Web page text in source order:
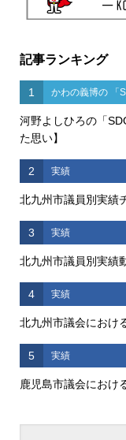
記事ランキング
1 かわの義博の 「
河野よしひろの「
た思い】
2 実績
北九州市議員別実績
3 実績
北九州市議員別実績
4 実績
北九州市議会におけ
5 実績
鹿児島市議会におけ